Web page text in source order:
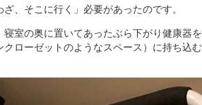
、そこに行く」必要があったのです。
室の奥に置いてあったぶら下がり健康器を
クローゼットのようなスペース）に持ち込む